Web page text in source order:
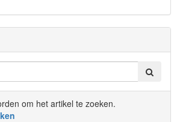
om het artikel te zoeken.